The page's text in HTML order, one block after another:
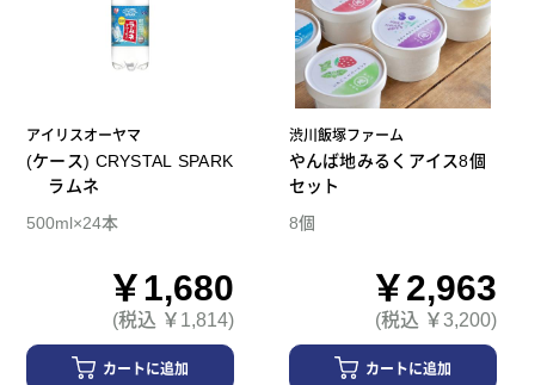
アイリスオーヤマ
(ケース) CRYSTAL SPARK
ラムネ
500ml×24本
￥1,680
(税込 ￥1,814)
カートに追加
渋川飯塚ファーム
やんば地みるくアイス8個
セット
8個
￥2,963
(税込 ￥3,200)
カートに追加